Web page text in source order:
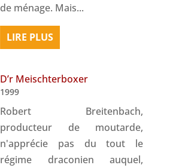
de ménage. Mais...
LIRE PLUS
D’r Meischterboxer
1999
Robert Breitenbach,
producteur de moutarde,
n'apprécie pas du tout le
régime draconien auquel,